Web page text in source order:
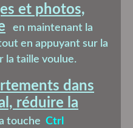
et photos,
en maintenant la
en appuyant sur la
la taille voulue.
dans
réduire la
touche Ctrl